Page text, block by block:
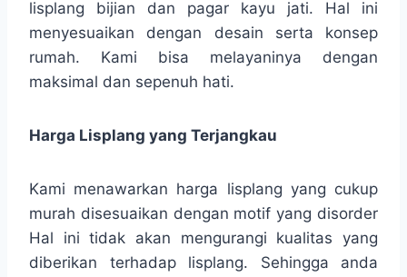
lisplang bijian dan pagar kayu jati. Hal ini
menyesuaikan dengan desain serta konsep
rumah. Kami bisa melayaninya dengan
maksimal dan sepenuh hati.
Harga Lisplang yang Terjangkau
Kami menawarkan harga lisplang yang cukup
murah disesuaikan dengan motif yang disorder
Hal ini tidak akan mengurangi kualitas yang
diberikan terhadap lisplang. Sehingga anda